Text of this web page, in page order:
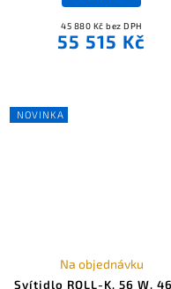
45 880 Kč bez DPH
55 515 Kč
NOVINKA
Svítidlo ROLL-K, 56 W,
Na objednávku